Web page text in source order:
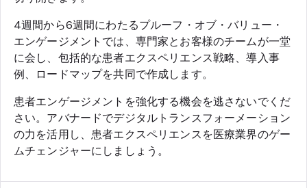
4週間から6週間にわたるプルーフ・オブ・バリュー・
エンゲージメントでは、専門家とお客様のチームが一堂
に会し、包括的な患者エクスペリエンス戦略、導入事
例、ロードマップを共同で作成します。
患者エンゲージメントを強化する機会を逃さないでくだ
さい。アバナードでデジタルトランスフォーメーション
の力を活用し、患者エクスペリエンスを医療業界のゲー
ムチェンジャーにしましょう。